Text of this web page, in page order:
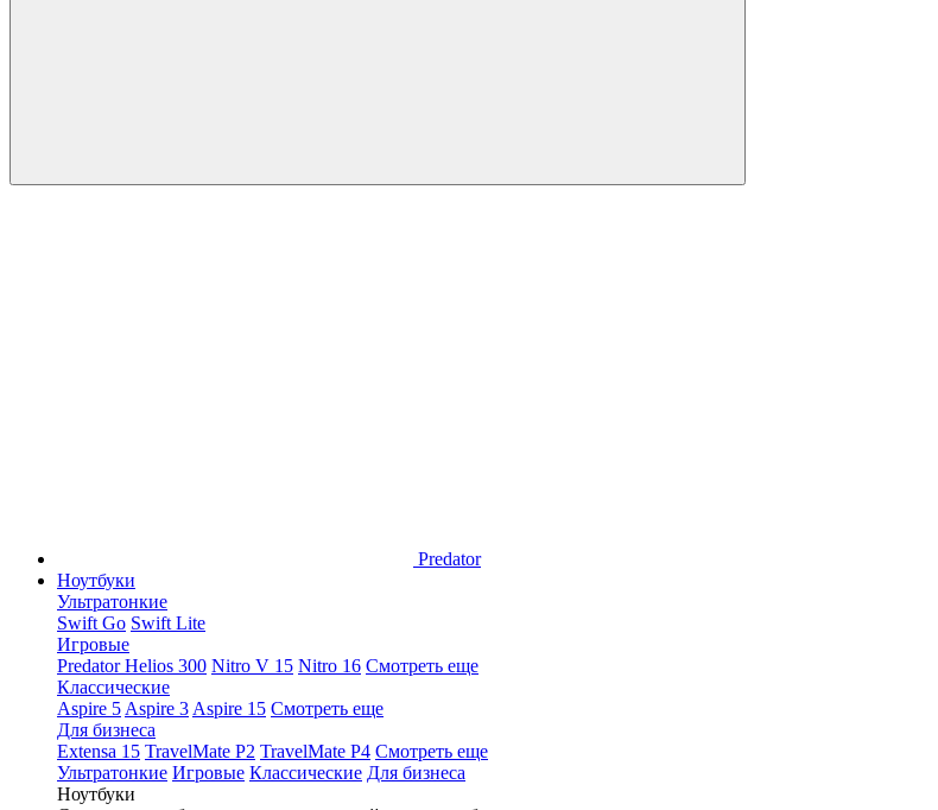
Predator
Ноутбуки
Ультратонкие
Swift Go Swift Lite
Игровые
Predator Helios 300 Nitro V 15 Nitro 16 Смотреть еще
Классические
Aspire 5 Aspire 3 Aspire 15 Смотреть еще
Для бизнеса
Extensa 15 TravelMate P2 TravelMate P4 Смотреть еще
Ультратонкие Игровые Классические Для бизнеса
Ноутбуки